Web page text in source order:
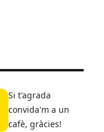
Si t'agrada
convida'm a un
cafè, gràcies!